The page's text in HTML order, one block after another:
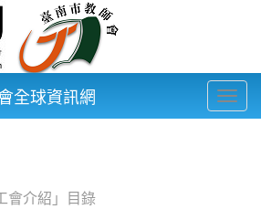
全球資訊網
會介紹」目錄